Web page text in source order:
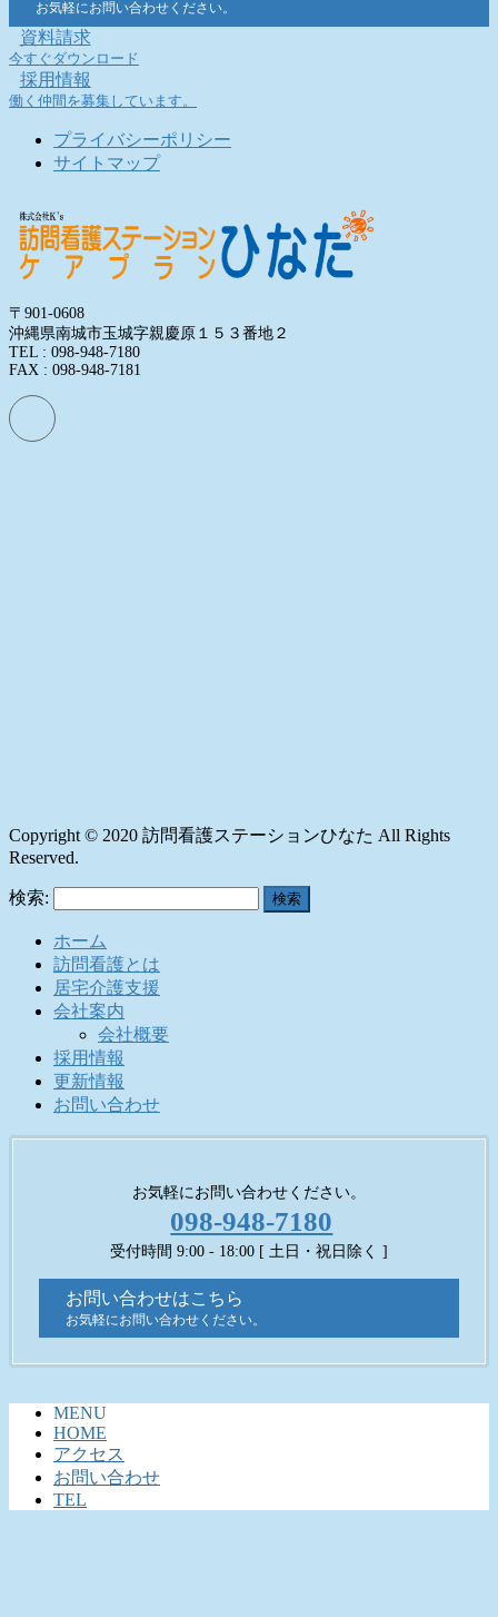
お気軽にお問い合わせください。
資料請求
今すぐダウンロード
採用情報
働く仲間を募集しています。
プライバシーポリシー
サイトマップ
〒901-0608
沖縄県南城市玉城字親慶原１５３番地２
TEL : 098-948-7180
FAX : 098-948-7181
Copyright © 2020 訪問看護ステーションひなた All Rights
Reserved.
検索:
ホーム
訪問看護とは
居宅介護支援
会社案内
会社概要
採用情報
更新情報
お問い合わせ
お気軽にお問い合わせください。
098-948-7180
受付時間 9:00 - 18:00 [ 土日・祝日除く ]
お問い合わせはこちら
お気軽にお問い合わせください。
MENU
HOME
アクセス
お問い合わせ
TEL